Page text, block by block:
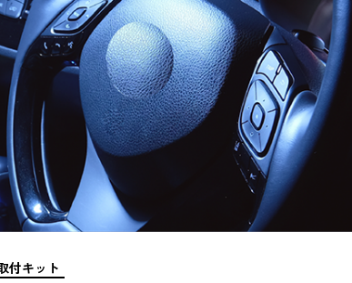
付キット